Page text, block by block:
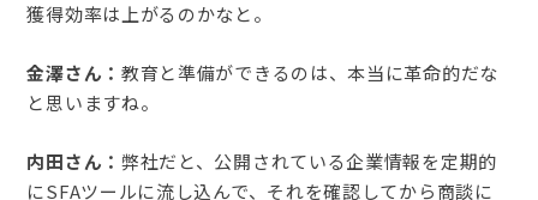
獲得効率は上がるのかなと。
金澤さん： 教育と準備ができるのは、本当に革命的だな
と思いますね。
内田さん： 弊社だと、公開されている企業情報を定期的
にSFAツールに流し込んで、それを確認してから商談に